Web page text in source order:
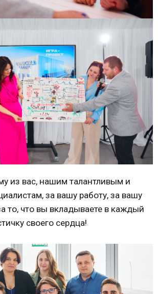
из вас, нашим талантливым и
за вашу работу, за вашу
то, что вы вкладываете в каждый
своего сердца!